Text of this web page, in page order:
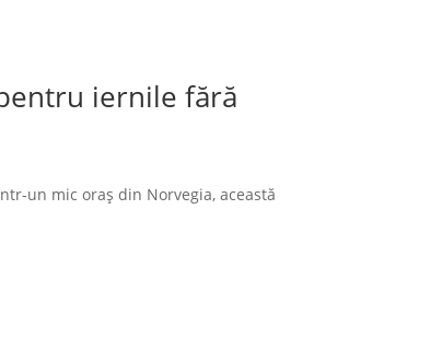
iernile fără
un mic oraș din Norvegia, această